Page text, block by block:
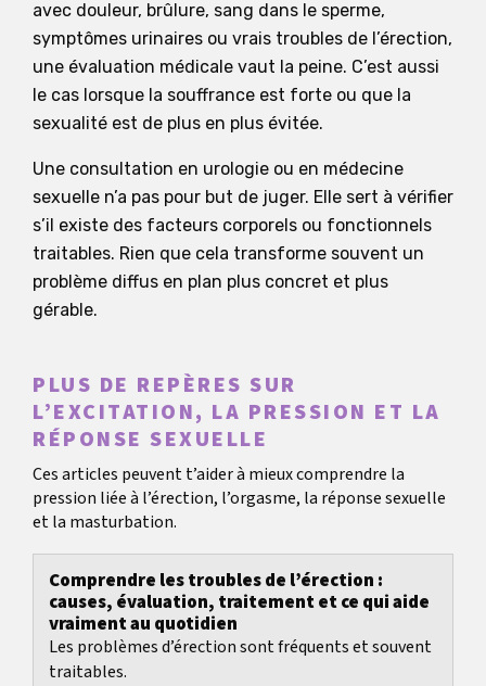
avec douleur, brûlure, sang dans le sperme,
symptômes urinaires ou vrais troubles de l’érection,
une évaluation médicale vaut la peine. C’est aussi
le cas lorsque la souffrance est forte ou que la
sexualité est de plus en plus évitée.
Une consultation en urologie ou en médecine
sexuelle n’a pas pour but de juger. Elle sert à vérifier
s’il existe des facteurs corporels ou fonctionnels
traitables. Rien que cela transforme souvent un
problème diffus en plan plus concret et plus
gérable.
PLUS DE REPÈRES SUR
L’EXCITATION, LA PRESSION ET LA
RÉPONSE SEXUELLE
Ces articles peuvent t’aider à mieux comprendre la
pression liée à l’érection, l’orgasme, la réponse sexuelle
et la masturbation.
Comprendre les troubles de l’érection :
causes, évaluation, traitement et ce qui aide
vraiment au quotidien
Les problèmes d’érection sont fréquents et souvent
traitables.